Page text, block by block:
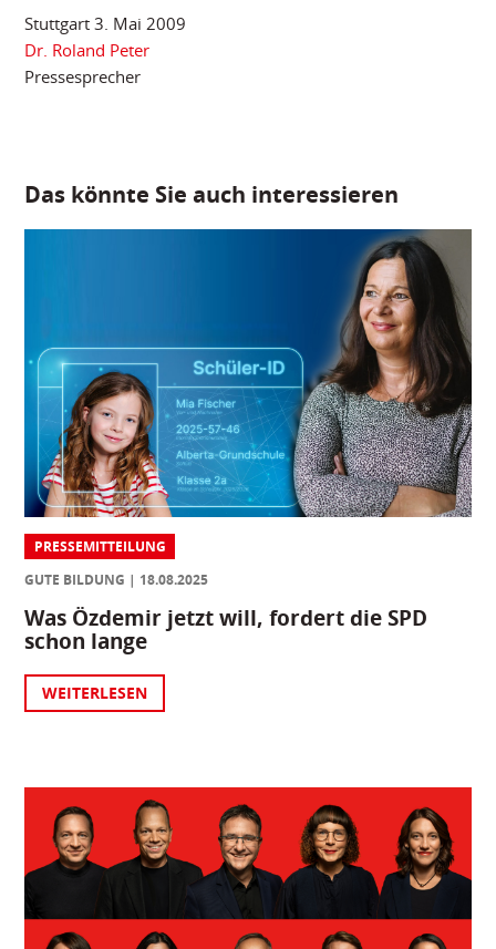
Stuttgart 3. Mai 2009
Dr. Roland Peter
Pressesprecher
Das könnte Sie auch interessieren
PRESSEMITTEILUNG
GUTE BILDUNG
18.08.2025
Was Özdemir jetzt will, fordert die SPD
schon lange
WEITERLESEN